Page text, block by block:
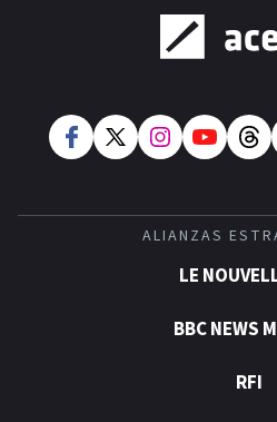
ALIANZAS
LE
BBC NEWS
RFI